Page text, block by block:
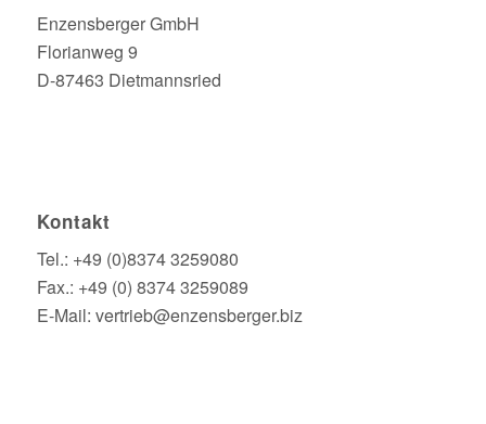
Enzensberger GmbH
Florianweg 9
D-87463 Dietmannsried
Kontakt
Tel.: +49 (0)8374 3259080
Fax.: +49 (0) 8374 3259089
E-Mail: vertrieb@enzensberger.biz